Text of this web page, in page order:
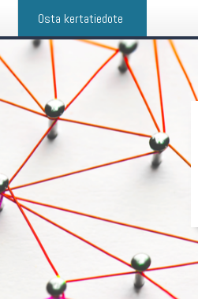
Osta kertatiedote